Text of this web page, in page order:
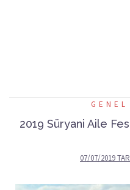
2019 Süryani Aile
07/07/2019